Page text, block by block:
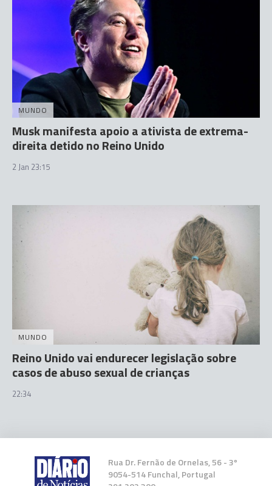
MUNDO
Musk manifesta apoio a ativista de extrema-
direita detido no Reino Unido
2 Jan 23:15
MUNDO
Reino Unido vai endurecer legislação sobre
casos de abuso sexual de crianças
22:34
Rua Dr. Fernão de Ornelas, 56 - 3º
9054-514 Funchal, Portugal